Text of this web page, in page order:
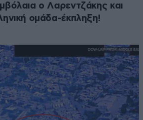
ο Λαρεντζάκης και
ομάδα-έκπληξη!